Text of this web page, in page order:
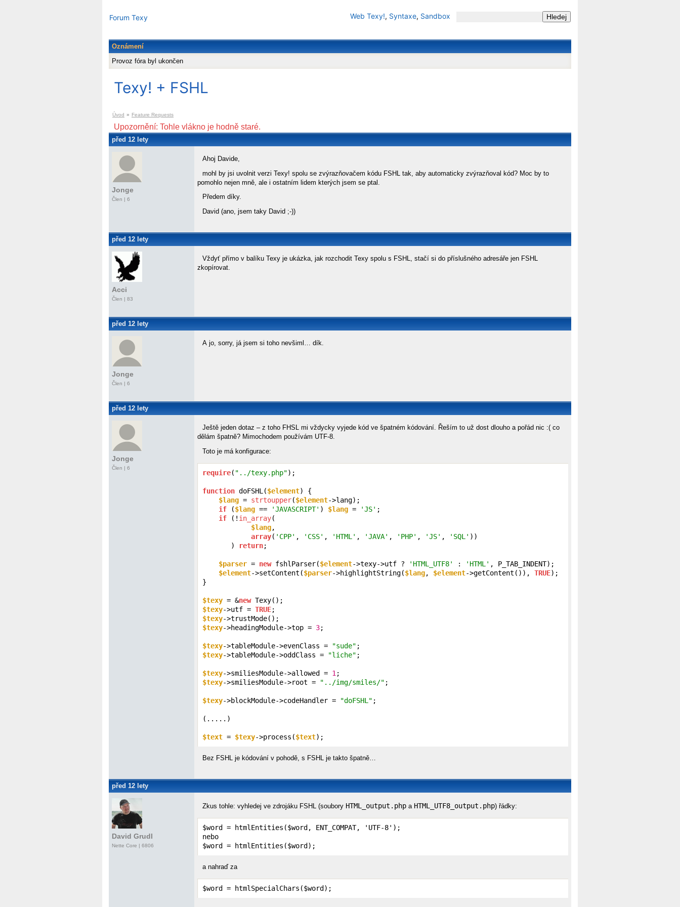
Forum Texy Web Texy!, Syntaxe, Sandbox
Oznámení
Provoz fóra byl ukončen
Texy! + FSHL
Úvod » Feature Requests
Upozornění: Tohle vlákno je hodně staré.
před 12 lety
Jonge
Člen | 6
Ahoj Davide,
mohl by jsi uvolnit verzi Texy! spolu se zvýrazňovačem kódu FSHL tak, aby automaticky zvýrazňoval kód? Moc by to
pomohlo nejen mně, ale i ostatním lidem kterých jsem se ptal.
Předem díky.
David (ano, jsem taky David ;-))
před 12 lety
Acci
Člen | 83
Vždyť přímo v balíku Texy je ukázka, jak rozchodit Texy spolu s FSHL, stačí si do příslušného adresáře jen FSHL
zkopírovat.
před 12 lety
Jonge
Člen | 6
A jo, sorry, já jsem si toho nevšiml… dík.
před 12 lety
Jonge
Člen | 6
Ještě jeden dotaz – z toho FHSL mi vždycky vyjede kód ve špatném kódování. Řeším to už dost dlouho a pořád nic :( co
dělám špatně? Mimochodem používám UTF-8.
Toto je má konfigurace:
require( "../texy.php");
function doFSHL($element) {
$lang = strtoupper($element->lang);
if ($lang == 'JAVASCRIPT' ) $lang = 'JS' ;
if (! in_array(
$lang,
array( 'CPP' , 'CSS' , 'HTML' , 'JAVA' , 'PHP' , 'JS' , 'SQL' ))
       )
return;
$parser = new fshlParser($element->texy->utf ? 'HTML_UTF8' : 'HTML' , P_TAB_INDENT);
$element->setContent($parser->highlightString($lang, $element->getContent()), TRUE);
}
$texy = &new
$texy->utf = TRUE
$texy
$texy->headingModule->top = 3;
$texy->tableModule->evenClass = "sude"
$texy->tableModule->oddClass = "liche" ;
$texy->smiliesModule->allowed = 1
$texy->smiliesModule->root = "../img/smiles/" ;
$texy->blockModule->codeHandler = "doFSHL" ;
(.....)
$text = $texy->process($text);
Bez FSHL je kódování v pohodě, s FSHL je takto špatně…
před 12 lety
David Grudl
Nette Core | 6806
Zkus tohle: vyhledej ve zdrojáku FSHL (soubory HTML_output.php a HTML_UTF8_output.php) řádky:
$word = htmlEntities($word, ENT_COMPAT, 'UTF-8');
nebo
$word = htmlEntities($word);
a nahraď za
$word = htmlSpecialChars($word);